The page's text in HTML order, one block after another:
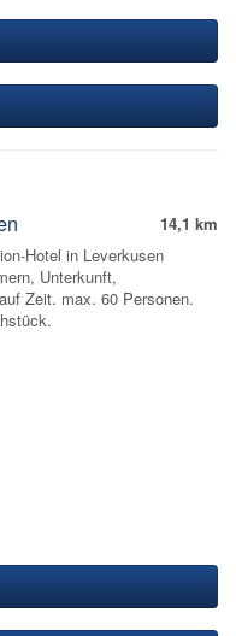
14,1 km
Hotel in Leverkusen
Unterkunft,
Zeit. max. 60 Personen.